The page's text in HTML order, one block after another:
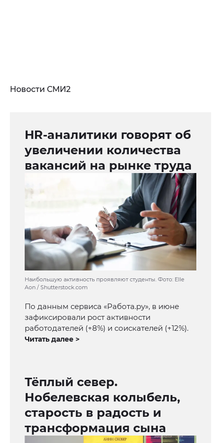
Новости СМИ2
HR-аналитики говорят об
увеличении количества
вакансий на рынке труда
Наибольшую активность проявляют студенты. Фото: Elle
Aon / Shutterstock.com
По данным сервиса «Работа.ру», в июне
зафиксировали рост активности
работодателей (+8%) и соискателей (+12%).
Читать далее >
Тёплый север.
Нобелевская колыбель,
старость в радость и
трансформация сына